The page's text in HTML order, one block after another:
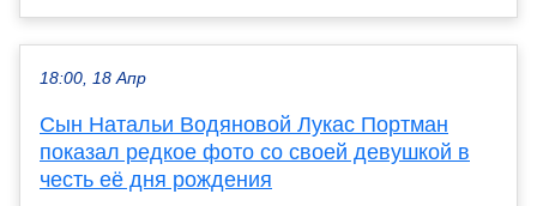
18:00, 18 Апр
Сын Натальи Водяновой Лукас Портман
показал редкое фото со своей девушкой в
честь её дня рождения